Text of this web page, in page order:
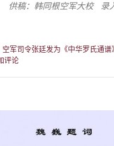
供稿：韩同根空军大校 录
军司令张廷发为《中华罗氏通谱
评论